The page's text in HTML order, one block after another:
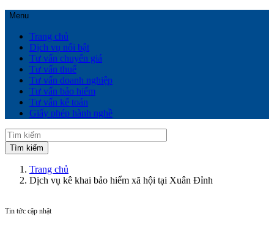
Menu
Trang chủ
Dịch vụ nổi bật
Tư vấn chuyển giá
Tư vấn thuế
Tư vấn doanh nghiệp
Tư vấn bảo hiểm
Tư vấn kế toán
Giấy phép hành nghề
Trang chủ
Dịch vụ kê khai bảo hiểm xã hội tại Xuân Đỉnh
Tin tức cập nhật